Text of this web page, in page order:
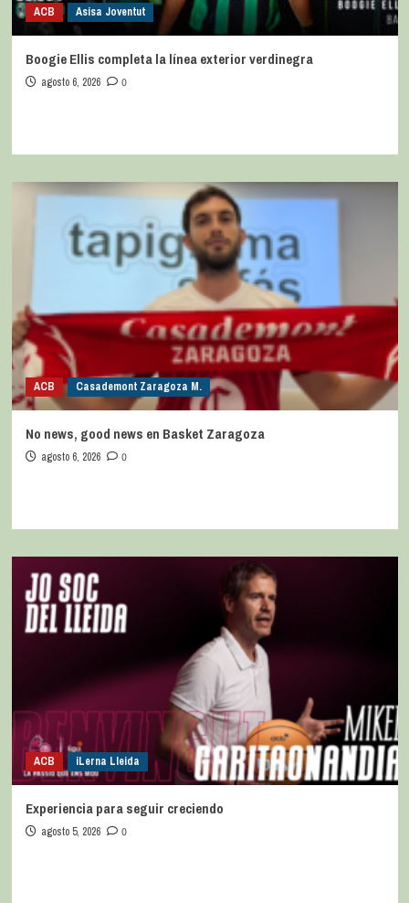
ACB Asisa Joventut
Boogie Ellis completa la línea exterior verdinegra
agosto 6, 2026 0
ACB Casademont Zaragoza M.
No news, good news en Basket Zaragoza
agosto 6, 2026 0
ACB iLerna Lleida
Experiencia para seguir creciendo
agosto 5, 2026 0